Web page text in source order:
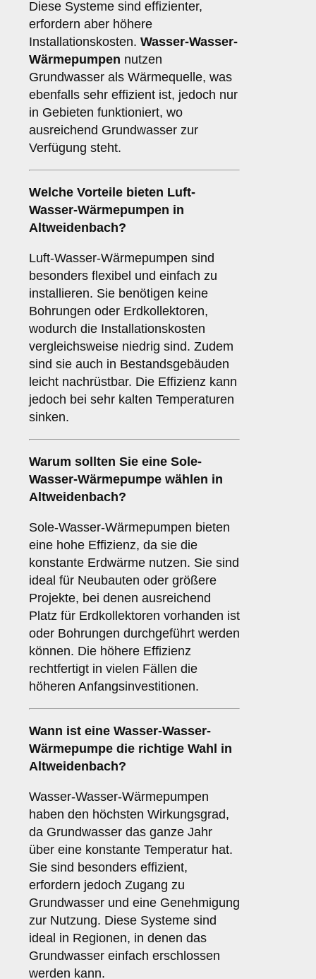
Diese Systeme sind effizienter,
erfordern aber höhere
Installationskosten. Wasser-Wasser-
Wärmepumpen nutzen
Grundwasser als Wärmequelle, was
ebenfalls sehr effizient ist, jedoch nur
in Gebieten funktioniert, wo
ausreichend Grundwasser zur
Verfügung steht.
Welche Vorteile bieten Luft-
Wasser-Wärmepumpen in
Altweidenbach?
Luft-Wasser-Wärmepumpen sind
besonders flexibel und einfach zu
installieren. Sie benötigen keine
Bohrungen oder Erdkollektoren,
wodurch die Installationskosten
vergleichsweise niedrig sind. Zudem
sind sie auch in Bestandsgebäuden
leicht nachrüstbar. Die Effizienz kann
jedoch bei sehr kalten Temperaturen
sinken.
Warum sollten Sie eine Sole-
Wasser-Wärmepumpe wählen in
Altweidenbach?
Sole-Wasser-Wärmepumpen bieten
eine hohe Effizienz, da sie die
konstante Erdwärme nutzen. Sie sind
ideal für Neubauten oder größere
Projekte, bei denen ausreichend
Platz für Erdkollektoren vorhanden ist
oder Bohrungen durchgeführt werden
können. Die höhere Effizienz
rechtfertigt in vielen Fällen die
höheren Anfangsinvestitionen.
Wann ist eine Wasser-Wasser-
Wärmepumpe die richtige Wahl in
Altweidenbach?
Wasser-Wasser-Wärmepumpen
haben den höchsten Wirkungsgrad,
da Grundwasser das ganze Jahr
über eine konstante Temperatur hat.
Sie sind besonders effizient,
erfordern jedoch Zugang zu
Grundwasser und eine Genehmigung
zur Nutzung. Diese Systeme sind
ideal in Regionen, in denen das
Grundwasser einfach erschlossen
werden kann.